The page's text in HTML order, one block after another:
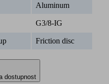
Aluminum
G3/8-IG
Friction disc
dostupnost